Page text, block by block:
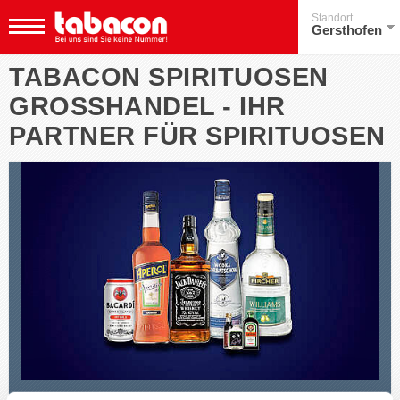
Standort
Gersthofen
TABACON SPIRITUOSEN
GROSSHANDEL - IHR P
ARTNER FÜR SPIRITUOSEN